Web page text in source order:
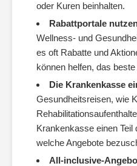
oder Kuren beinhalten.
Rabattportale
Wellness- und
es oft Rabatte und
können helfen, das
Die Krankenkasse
Gesundheitsreisen, wie
Krankenkasse einen
welche Angebote
All-inclusive-